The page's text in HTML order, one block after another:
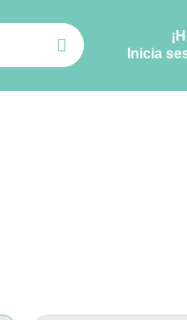
Inicia